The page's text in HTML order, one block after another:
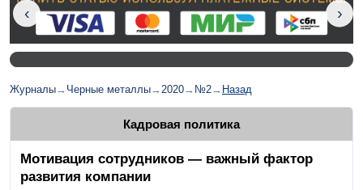
Журналы→ Черные металлы→2020→ №2→ Назад
Кадровая политика
Мотивация сотрудников — важный фактор
развития компании